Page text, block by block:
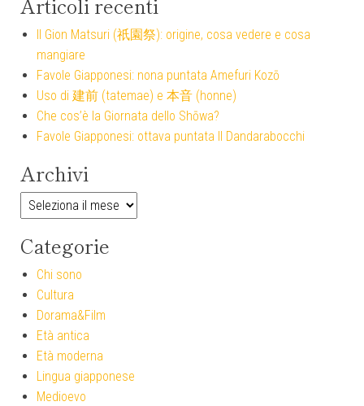
Il Gion Matsuri (祇園祭): origine, cosa vedere e cosa
mangiare
Favole Giapponesi: nona puntata Amefuri Kozō
Uso di 建前 (tatemae) e 本音 (honne)
Che cos’è la Giornata dello Shōwa?
Favole Giapponesi: ottava puntata Il Dandarabocchi
Archivi
Archivi
Categorie
Chi sono
Cultura
Dorama&Film
Età antica
Età moderna
Lingua giapponese
Medioevo